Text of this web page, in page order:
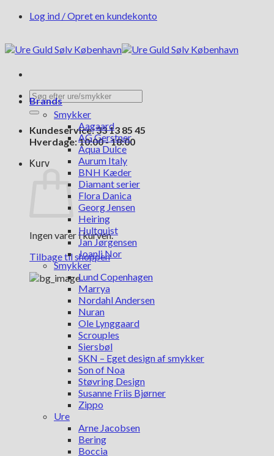
FortsætLog ind / Opret en kundekonto
Søg
efter:
Kundeservice: 33 13 85 45
Hverdage: 10:00 - 18:00
Kurv
Ingen varer i kurven.
Tilbage til shoppen
Brands
Smykker
Aagaard
AG Gerstner
Aqua Dulce
Aurum Italy
BNH Kæder
Diamant serier
Flora Danica
Georg Jensen
Heiring
Hultquist
Jan Jørgensen
Joanli Nor
Smykker
Lund Copenhagen
Marrya
Nordahl Andersen
Nuran
Ole Lynggaard
Scrouples
Siersbøl
SKN – Eget design af smykker
Son of Noa
Støvring Design
Susanne Friis Bjørner
Zippo
Ure
Arne Jacobsen
Bering
Boccia